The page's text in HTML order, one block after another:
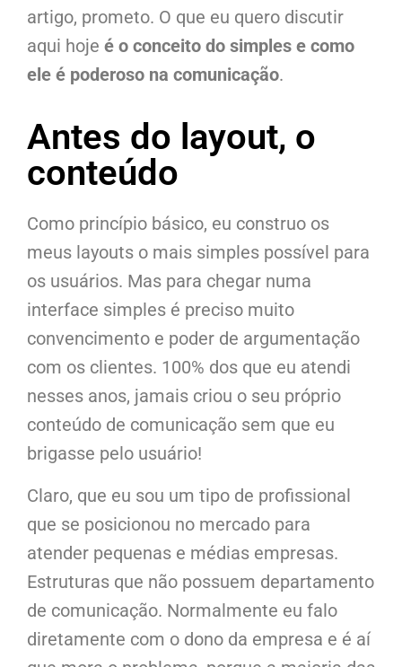
artigo, prometo. O que eu quero discutir
aqui hoje é o conceito do simples e como
ele é poderoso na comunicação.
Antes do layout, o
conteúdo
Como princípio básico, eu construo os
meus layouts o mais simples possível para
os usuários. Mas para chegar numa
interface simples é preciso muito
convencimento e poder de argumentação
com os clientes. 100% dos que eu atendi
nesses anos, jamais criou o seu próprio
conteúdo de comunicação sem que eu
brigasse pelo usuário!
Claro, que eu sou um tipo de profissional
que se posicionou no mercado para
atender pequenas e médias empresas.
Estruturas que não possuem departamento
de comunicação. Normalmente eu falo
diretamente com o dono da empresa e é aí